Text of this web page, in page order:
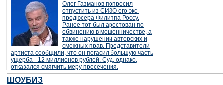
Олег Газманов попросил
отпустить из СИЗО его экс-
продюсера Филиппа Россу.
Ранее тот был арестован по
обвинению в мошенничестве, а
также нарушении авторских и
смежных прав. Представители
артиста сообщили, что он погасил большую часть
ущерба - 12 миллионов рублей. Суд, однако,
отказался смягчить меру пресечения.
ШОУБИЗ